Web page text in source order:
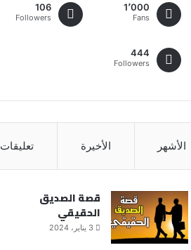
1٬000
Fans
106
Followers
444
Followers
الأشهر الأخيرة تعليقات
قصة الصديق
الحقيقي
3 يناير، 2024